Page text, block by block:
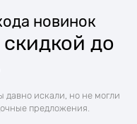
новинок
до
давно искали, но не могли
предложения.